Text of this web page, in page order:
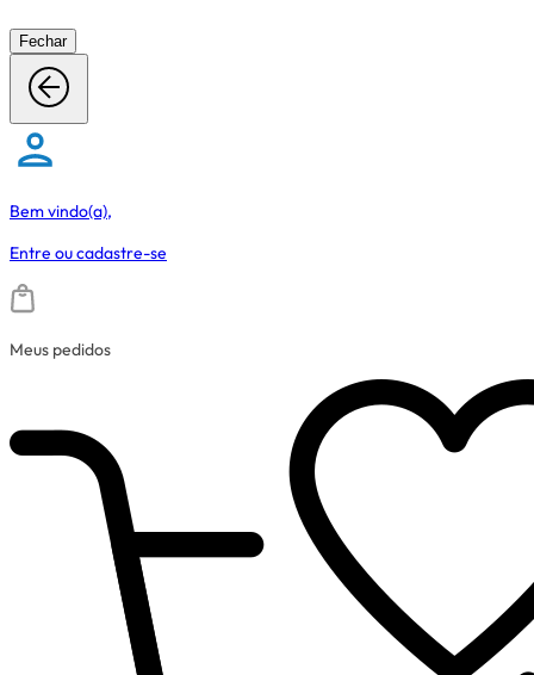
Fechar
Bem vindo(a),
Entre oucadastre-se
Meus pedidos